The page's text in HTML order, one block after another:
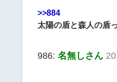
>>884
太陽の盾と森人の盾
986: 名無しさん